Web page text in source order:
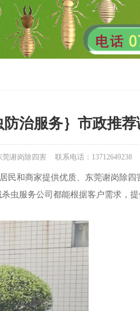
治服务｝市政推荐
谢岗除四害 联系电话：13712649238
和商家提供优质、东莞谢岗除
虫服务公司都能根据客户需求，